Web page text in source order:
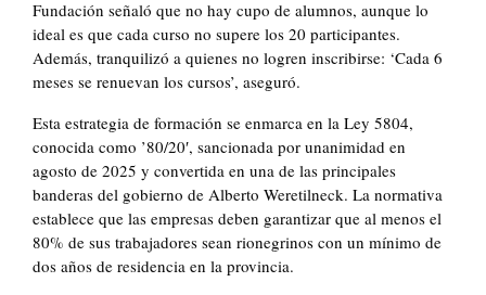
Fundación señaló que no hay cupo de alumnos, aunque lo
ideal es que cada curso no supere los 20 participantes.
Además, tranquilizó a quienes no logren inscribirse: ‘Cada 6
meses se renuevan los cursos’, aseguró.
Esta estrategia de formación se enmarca en la Ley 5804,
conocida como ’80/20′, sancionada por unanimidad en
agosto de 2025 y convertida en una de las principales
banderas del gobierno de Alberto Weretilneck. La normativa
establece que las empresas deben garantizar que al menos el
80% de sus trabajadores sean rionegrinos con un mínimo de
dos años de residencia en la provincia.